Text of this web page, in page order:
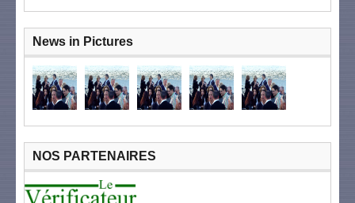
News in Pictures
NOS PARTENAIRES